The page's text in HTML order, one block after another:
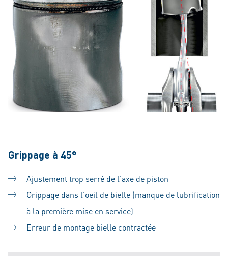
Grippage à 45°
Ajustement trop serré de l'axe de piston
Grippage dans l'oeil de bielle (manque de lubrification
à la première mise en service)
Erreur de montage bielle contractée